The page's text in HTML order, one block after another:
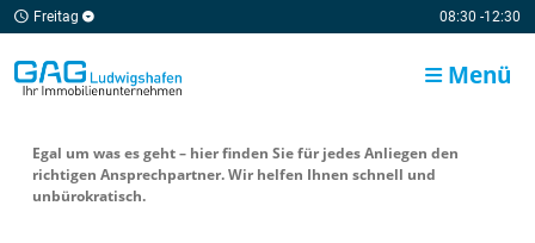
Freitag 08:30 -12:30
Menü
Egal um was es geht – hier finden Sie für jedes Anliegen den
richtigen Ansprechpartner. Wir helfen Ihnen schnell und
unbürokratisch.